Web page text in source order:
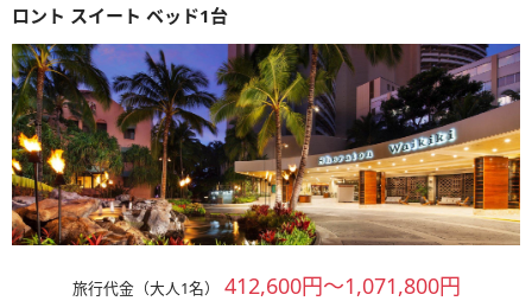
ロント スイート ベッド1台
旅行代金（大人1名） 412,600円～1,071,800円